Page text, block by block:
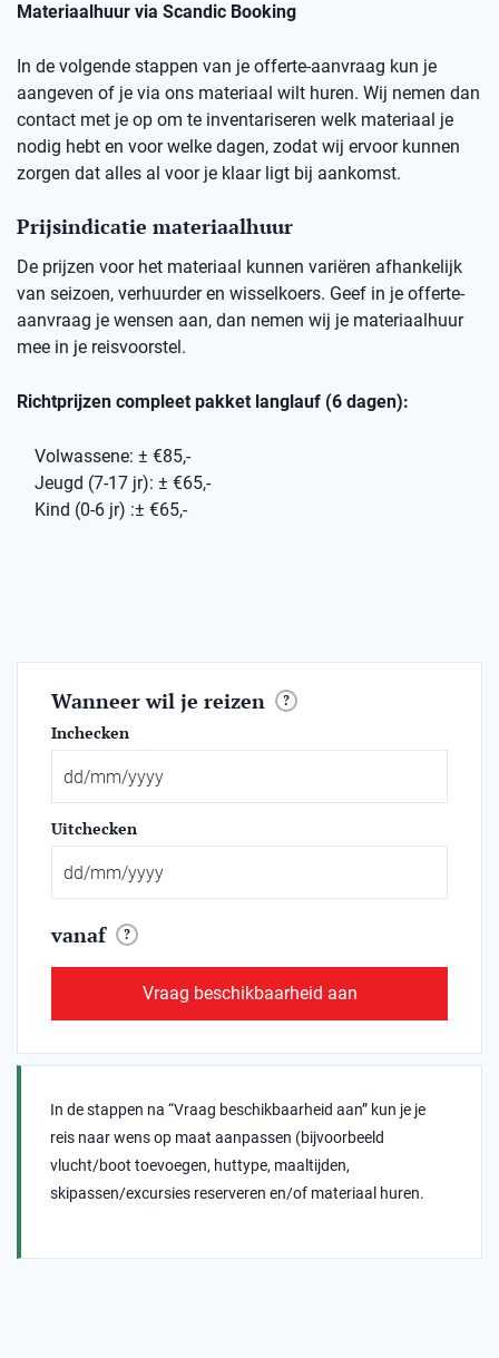
Materiaalhuur via Scandic Booking
In de volgende stappen van je offerte-aanvraag kun je
aangeven of je via ons materiaal wilt huren. Wij nemen dan
contact met je op om te inventariseren welk materiaal je
nodig hebt en voor welke dagen, zodat wij ervoor kunnen
zorgen dat alles al voor je klaar ligt bij aankomst.
Prijsindicatie materiaalhuur
De prijzen voor het materiaal kunnen variëren afhankelijk
van seizoen, verhuurder en wisselkoers. Geef in je offerte-
aanvraag je wensen aan, dan nemen wij je materiaalhuur
mee in je reisvoorstel.
Richtprijzen compleet pakket langlauf (6 dagen):
Volwassene: ± €85,-
Jeugd (7-17 jr): ± €65,-
Kind (0-6 jr) :± €65,-
Wanneer wil je reizen ?
Inchecken
Uitchecken
vanaf ?
Vraag beschikbaarheid aan
In de stappen na “Vraag beschikbaarheid aan” kun je je
reis naar wens op maat aanpassen (bijvoorbeeld
vlucht/boot toevoegen, huttype, maaltijden,
skipassen/excursies reserveren en/of materiaal huren.